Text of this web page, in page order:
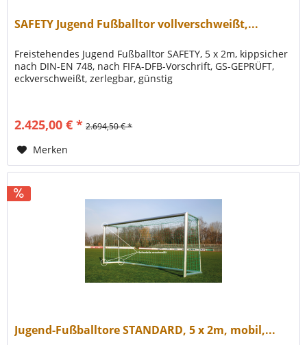
SAFETY Jugend Fußballtor vollverschweißt,...
Freistehendes Jugend Fußballtor SAFETY, 5 x 2m, kippsicher
nach DIN-EN 748, nach FIFA-DFB-Vorschrift, GS-GEPRÜFT,
eckverschweißt, zerlegbar, günstig
2.425,00 € * 2.694,50 € *
Merken
Jugend-Fußballtore STANDARD, 5 x 2m, mobil,...